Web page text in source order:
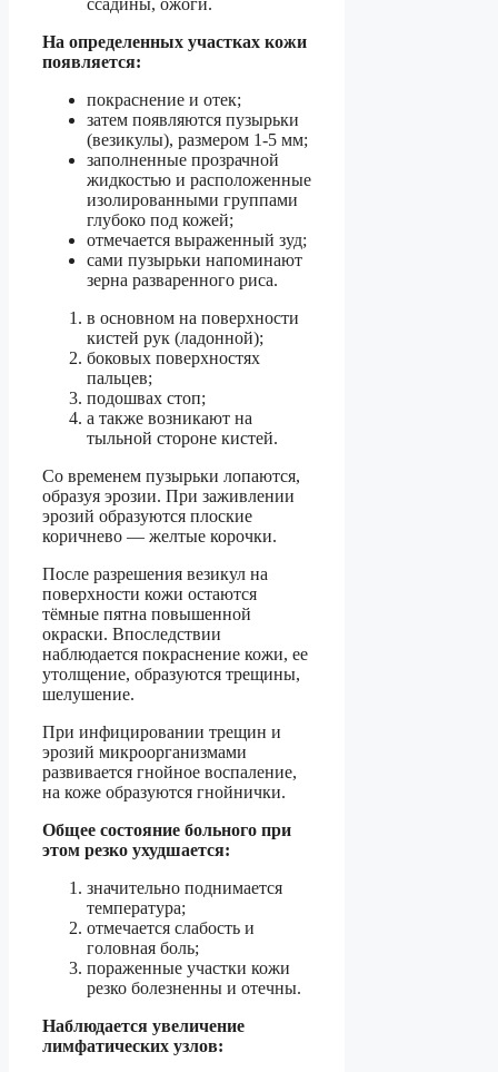
ссадины, ожоги.
На определенных участках кожи
появляется:
покраснение и отек;
затем появляются пузырьки
(везикулы), размером 1-5 мм;
заполненные прозрачной
жидкостью и расположенные
изолированными группами
глубоко под кожей;
отмечается выраженный зуд;
сами пузырьки напоминают
зерна разваренного риса.
в основном на поверхности
кистей рук (ладонной);
боковых поверхностях
пальцев;
подошвах стоп;
а также возникают на
тыльной стороне кистей.
Со временем пузырьки лопаются,
образуя эрозии. При заживлении
эрозий образуются плоские
коричнево — желтые корочки.
После разрешения везикул на
поверхности кожи остаются
тёмные пятна повышенной
окраски. Впоследствии
наблюдается покраснение кожи, ее
утолщение, образуются трещины,
шелушение.
При инфицировании трещин и
эрозий микроорганизмами
развивается гнойное воспаление,
на коже образуются гнойнички.
Общее состояние больного при
этом резко ухудшается:
значительно поднимается
температура;
отмечается слабость и
головная боль;
пораженные участки кожи
резко болезненны и отечны.
Наблюдается увеличение
лимфатических узлов: